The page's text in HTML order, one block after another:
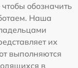
обозначить
Наша
их
выполняются
в